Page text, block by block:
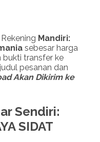
Mandiri:
sebesar harga
bukti transfer ke
pesanan dan
Akan Dikirim ke
Sendiri:
SIDAT